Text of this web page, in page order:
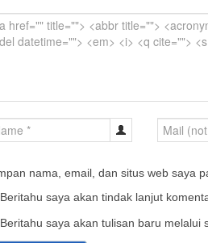
nama, email, dan situs web saya
Beritahu saya akan tindak lanjut
Beritahu saya akan tulisan baru melalui